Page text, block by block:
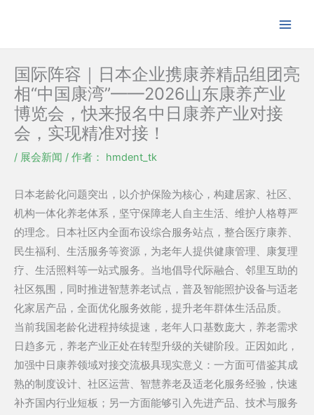
内
国际阵容｜日本企业携康养精品组团亮
相“中国康湾”——2026山东康养产业
博览会，快来报名中日康养产业对接
会，实现精准对接！
/ 展会新闻 / 作者： hmdent_tk
日本老龄化问题突出，以介护保险为核心，构建居家、社区、
机构一体化养老体系，坚守保障老人自主生活、维护人格尊严
的理念。日本社区内全面布设综合服务站点，整合医疗康养、
民生福利、生活服务等资源，为老年人提供健康管理、康复理
疗、生活照料等一站式服务。当地倡导代际融合、邻里互助的
社区氛围，同时推进智慧养老试点 ，普及智能照护设备与适老
化家居产品，全面优化服务效能，提升老年群体生活品质。
当前我国老龄化进程持续提速，老年人口基数庞大，养老需求
日趋多元，养老产业正处在转型升级的关键阶段。正因如此，
加强中日康养领域对接交流极具现实意义：一方面可借鉴其成
熟的制度设计、社区运营、智慧养老及适老化服务经验，快速
补齐国内行业短板；另一方面能够引入先进产品、技术与服务